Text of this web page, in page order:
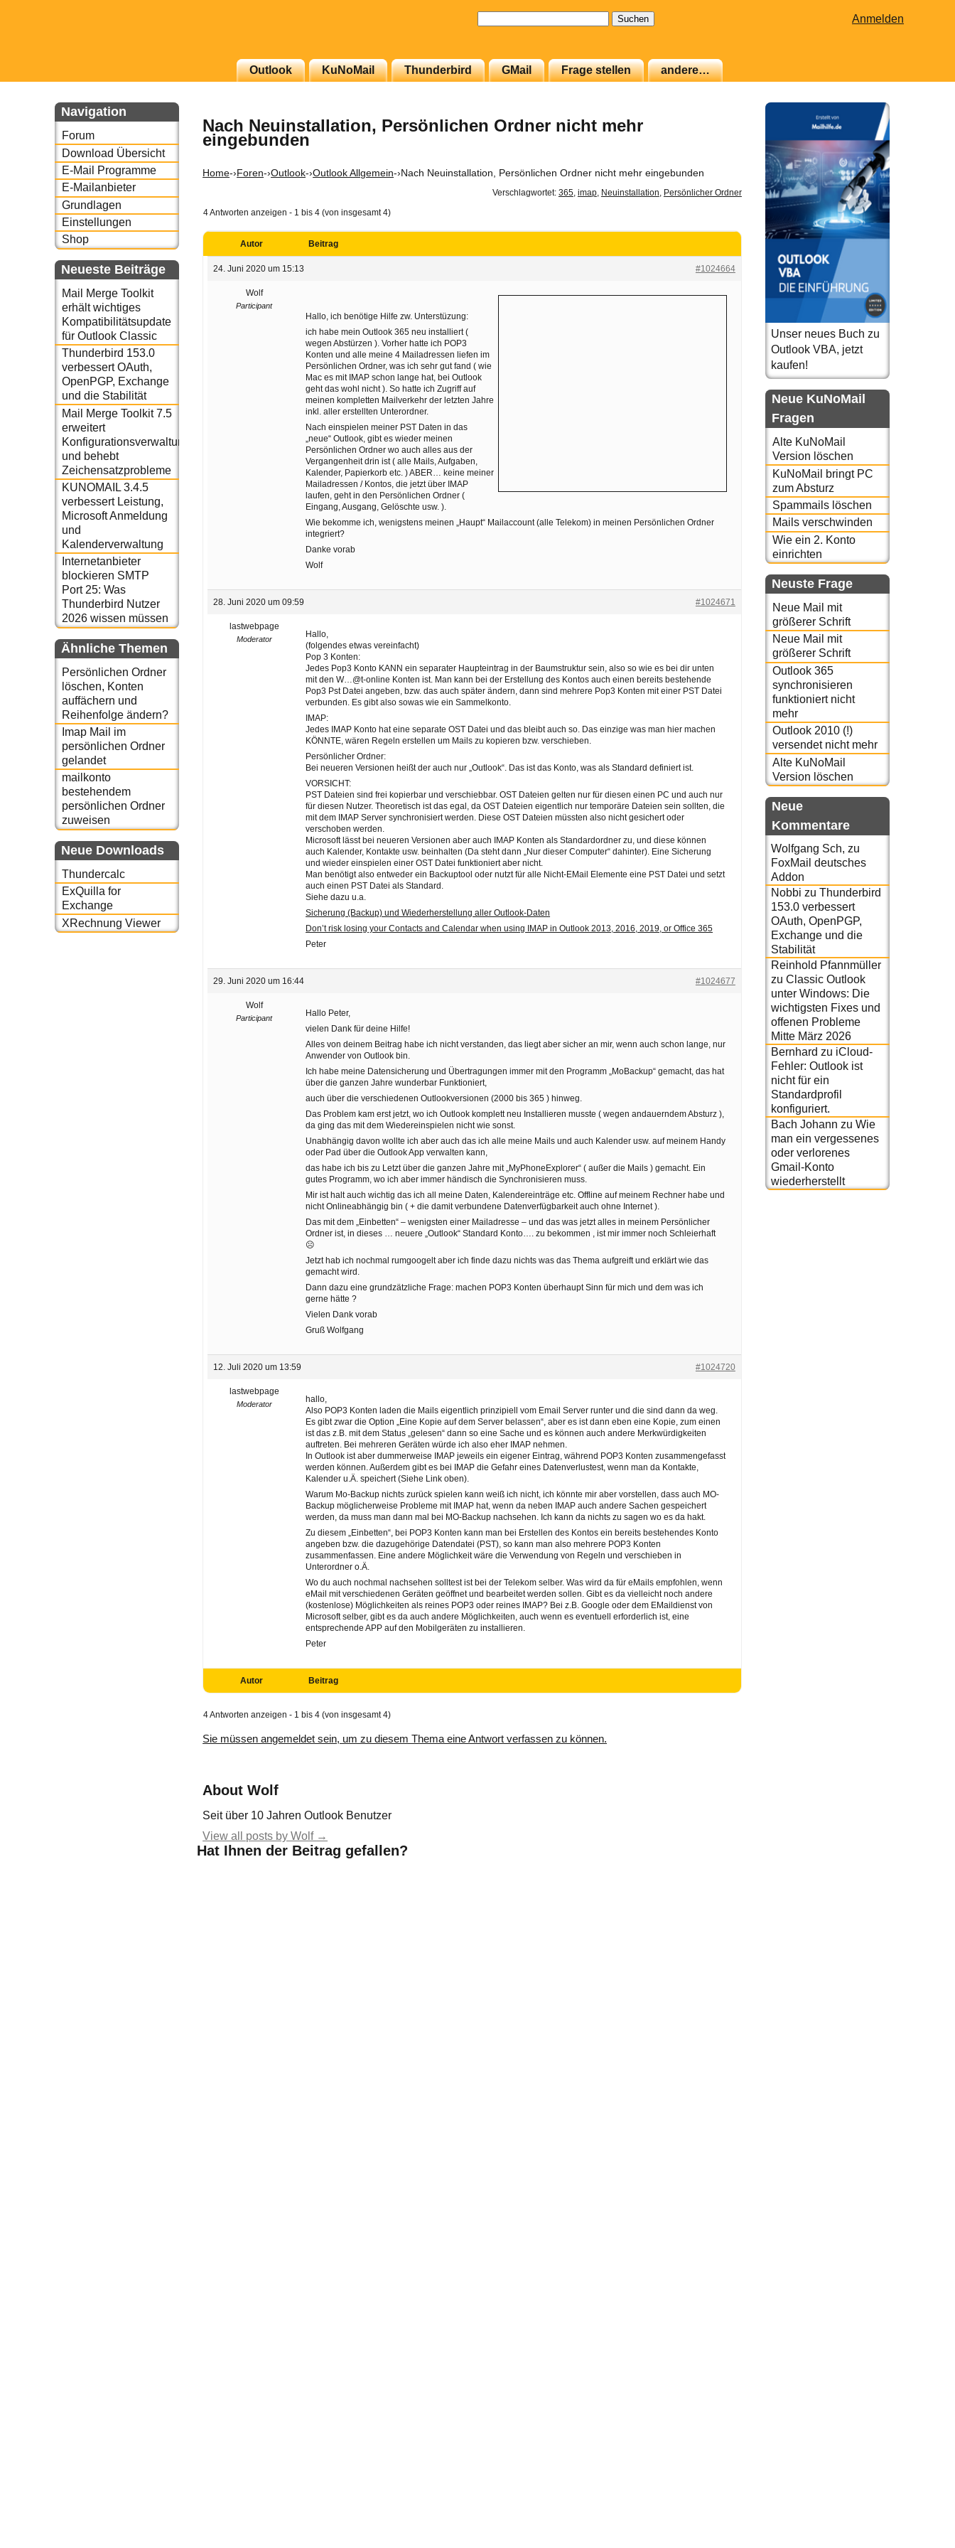
Anmelden
Outlook KuNoMail Thunderbird GMail Frage stellen andere…
Navigation
Forum
Download Übersicht
E-Mail Programme
E-Mailanbieter
Grundlagen
Einstellungen
Shop
Neueste Beiträge
Mail Merge Toolkit
erhält wichtiges
Kompatibilitätsupdate
für Outlook Classic
Thunderbird 153.0
verbessert OAuth,
OpenPGP, Exchange
und die Stabilität
Mail Merge Toolkit 7.5
erweitert
Konfigurationsverwaltung
und behebt
Zeichensatzprobleme
KUNOMAIL 3.4.5
verbessert Leistung,
Microsoft Anmeldung
und
Kalenderverwaltung
Internetanbieter
blockieren SMTP
Port 25: Was
Thunderbird Nutzer
2026 wissen müssen
Ähnliche Themen
Persönlichen Ordner
löschen, Konten
auffächern und
Reihenfolge ändern?
Imap Mail im
persönlichen Ordner
gelandet
mailkonto
bestehendem
persönlichen Ordner
zuweisen
Neue Downloads
Thundercalc
ExQuilla for
Exchange
XRechnung Viewer
Nach Neuinstallation, Persönlichen Ordner nicht mehr
eingebunden
Home-›Foren-›Outlook-›Outlook Allgemein-›Nach Neuinstallation, Persönlichen Ordner nicht mehr eingebunden
Verschlagwortet: 365, imap, Neuinstallation Persönlicher Ordner
4 Antworten anzeigen - 1 bis 4 (von insgesamt 4)
Autor Beitrag
24. Juni 2020 um 15:13 #1024664
Wolf
Participant
Hallo, ich benötige Hilfe zw. Unterstüzung:
ich habe mein Outlook 365 neu installiert (
wegen Abstürzen ). Vorher hatte ich POP3
Konten und alle meine 4 Mailadressen liefen im
Persönlichen Ordner, was ich sehr gut fand ( wie
Mac es mit IMAP schon lange hat, bei Outlook
geht das wohl nicht ). So hatte ich Zugriff auf
meinen kompletten Mailverkehr der letzten Jahre
inkl. aller erstellten Unterordner.
Nach einspielen meiner PST Daten in das
„neue“ Outlook, gibt es wieder meinen
Persönlichen Ordner wo auch alles aus der
Vergangenheit drin ist ( alle Mails, Aufgaben,
Kalender, Papierkorb etc. ) ABER… keine meiner
Mailadressen / Kontos, die jetzt über IMAP
laufen, geht in den Persönlichen Ordner (
Eingang, Ausgang, Gelöschte usw. ).
Wie bekomme ich, wenigstens meinen „Haupt“ Mailaccount (alle Telekom) in meinen Persönlichen Ordner
integriert?
Danke vorab
Wolf
28. Juni 2020 um 09:59 #1024671
lastwebpage
Moderator
Hallo,
(folgendes etwas vereinfacht)
Pop 3 Konten:
Jedes Pop3 Konto KANN ein separater Haupteintrag in der Baumstruktur sein, also so wie es bei dir unten
mit den W…@t-online Konten ist. Man kann bei der Erstellung des Kontos auch einen bereits bestehende
Pop3 Pst Datei angeben, bzw. das auch später ändern, dann sind mehrere Pop3 Konten mit einer PST Datei
verbunden. Es gibt also sowas wie ein Sammelkonto.
IMAP:
Jedes IMAP Konto hat eine separate OST Datei und das bleibt auch so. Das einzige was man hier machen
KÖNNTE, wären Regeln erstellen um Mails zu kopieren bzw. verschieben.
Persönlicher Ordner:
Bei neueren Versionen heißt der auch nur „Outlook“. Das ist das Konto, was als Standard definiert ist.
VORSICHT:
PST Dateien sind frei kopierbar und verschiebbar. OST Dateien gelten nur für diesen einen PC und auch nur
für diesen Nutzer. Theoretisch ist das egal, da OST Dateien eigentlich nur temporäre Dateien sein sollten, die
mit dem IMAP Server synchronisiert werden. Diese OST Dateien müssten also nicht gesichert oder
verschoben werden.
Microsoft lässt bei neueren Versionen aber auch IMAP Konten als Standardordner zu, und diese können
auch Kalender, Kontakte usw. beinhalten (Da steht dann „Nur dieser Computer“ dahinter). Eine Sicherung
und wieder einspielen einer OST Datei funktioniert aber nicht.
Man benötigt also entweder ein Backuptool oder nutzt für alle Nicht-EMail Elemente eine PST Datei und setzt
auch einen PST Datei als Standard.
Siehe dazu u.a.
Sicherung (Backup) und Wiederherstellung aller Outlook-Daten
Don’t risk losing your Contacts and Calendar when using IMAP in Outlook 2013, 2016, 2019, or Office 365
Peter
29. Juni 2020 um 16:44 #1024677
Wolf
Participant
Hallo Peter,
vielen Dank für deine Hilfe!
Alles von deinem Beitrag habe ich nicht verstanden, das liegt aber sicher an mir, wenn auch schon lange, nur
Anwender von Outlook bin.
Ich habe meine Datensicherung und Übertragungen immer mit den Programm „MoBackup“ gemacht, das hat
über die ganzen Jahre wunderbar Funktioniert,
auch über die verschiedenen Outlookversionen (2000 bis 365 ) hinweg.
Das Problem kam erst jetzt, wo ich Outlook komplett neu Installieren musste ( wegen andauerndem Absturz ),
da ging das mit dem Wiedereinspielen nicht wie sonst.
Unabhängig davon wollte ich aber auch das ich alle meine Mails und auch Kalender usw. auf meinem Handy
oder Pad über die Outlook App verwalten kann,
das habe ich bis zu Letzt über die ganzen Jahre mit „MyPhoneExplorer“ ( außer die Mails ) gemacht. Ein
gutes Programm, wo ich aber immer händisch die Synchronisieren muss.
Mir ist halt auch wichtig das ich all meine Daten, Kalendereinträge etc. Offline auf meinem Rechner habe und
nicht Onlineabhängig bin ( + die damit verbundene Datenverfügbarkeit auch ohne Internet ).
Das mit dem „Einbetten“ – wenigsten einer Mailadresse – und das was jetzt alles in meinem Persönlicher
Ordner ist, in dieses … neuere „Outlook“ Standard Konto…. zu bekommen , ist mir immer noch Schleierhaft
☹
Jetzt hab ich nochmal rumgoogelt aber ich finde dazu nichts was das Thema aufgreift und erklärt wie das
gemacht wird.
Dann dazu eine grundzätzliche Frage: machen POP3 Konten überhaupt Sinn für mich und dem was ich
gerne hätte ?
Vielen Dank vorab
Gruß Wolfgang
12. Juli 2020 um 13:59 #1024720
lastwebpage
Moderator
hallo,
Also POP3 Konten laden die Mails eigentlich prinzipiell vom Email Server runter und die sind dann da weg.
Es gibt zwar die Option „Eine Kopie auf dem Server belassen“, aber es ist dann eben eine Kopie, zum einen
ist das z.B. mit dem Status „gelesen“ dann so eine Sache und es können auch andere Merkwürdigkeiten
auftreten. Bei mehreren Geräten würde ich also eher IMAP nehmen.
In Outlook ist aber dummerweise IMAP jeweils ein eigener Eintrag, während POP3 Konten zusammengefasst
werden können. Außerdem gibt es bei IMAP die Gefahr eines Datenverlustest, wenn man da Kontakte,
Kalender u.Ä. speichert (Siehe Link oben).
Warum Mo-Backup nichts zurück spielen kann weiß ich nicht, ich könnte mir aber vorstellen, dass auch MO-
Backup möglicherweise Probleme mit IMAP hat, wenn da neben IMAP auch andere Sachen gespeichert
werden, da muss man dann mal bei MO-Backup nachsehen. Ich kann da nichts zu sagen wo es da hakt.
Zu diesem „Einbetten“, bei POP3 Konten kann man bei Erstellen des Kontos ein bereits bestehendes Konto
angeben bzw. die dazugehörige Datendatei (PST), so kann man also mehrere POP3 Konten
zusammenfassen. Eine andere Möglichkeit wäre die Verwendung von Regeln und verschieben in
Unterordner o.Ä.
Wo du auch nochmal nachsehen solltest ist bei der Telekom selber. Was wird da für eMails empfohlen, wenn
eMail mit verschiedenen Geräten geöffnet und bearbeitet werden sollen. Gibt es da vielleicht noch andere
(kostenlose) Möglichkeiten als reines POP3 oder reines IMAP? Bei z.B. Google oder dem EMaildienst von
Microsoft selber, gibt es da auch andere Möglichkeiten, auch wenn es eventuell erforderlich ist, eine
entsprechende APP auf den Mobilgeräten zu installieren.
Peter
Autor Beitrag
4 Antworten anzeigen - 1 bis 4 (von insgesamt 4)
Sie müssen angemeldet sein, um zu diesem Thema eine Antwort verfassen zu können.
About Wolf
Seit über 10 Jahren Outlook Benutzer
View all posts by Wolf →
Hat Ihnen der Beitrag gefallen?
Unser neues Buch zu
Outlook VBA, jetzt
kaufen!
Neue KuNoMail
Fragen
Alte KuNoMail
Version löschen
KuNoMail bringt PC
zum Absturz
Spammails löschen
Mails verschwinden
Wie ein 2. Konto
einrichten
Neuste Frage
Neue Mail mit
größerer Schrift
Neue Mail mit
größerer Schrift
Outlook 365
synchronisieren
funktioniert nicht
mehr
Outlook 2010 (!)
versendet nicht mehr
Alte KuNoMail
Version löschen
Neue
Kommentare
Wolfgang Sch, zu
FoxMail deutsches
Addon
Nobbi zu Thunderbird
153.0 verbessert
OAuth, OpenPGP,
Exchange und die
Stabilität
Reinhold Pfannmüller
zu Classic Outlook
unter Windows: Die
wichtigsten Fixes und
offenen Probleme
Mitte März 2026
Bernhard zu iCloud-
Fehler: Outlook ist
nicht für ein
Standardprofil
konfiguriert.
Bach Johann zu Wie
man ein vergessenes
oder verlorenes
Gmail-Konto
wiederherstellt
oder auch